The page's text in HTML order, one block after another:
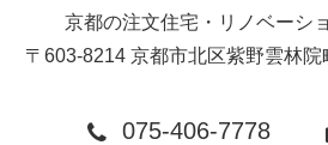
京都の注文住宅・リノベーシ
〒603-8214 京都市北区紫野雲林院
075-406-7778